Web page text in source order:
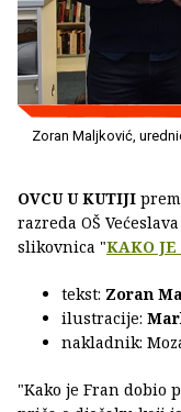
Zoran Maljković,
OVCU U KUTIJI
razreda OŠ
slikovnica "KAKO
tekst: Zoran
ilustracije:
nakladnik:
"Kako je Fran dobio